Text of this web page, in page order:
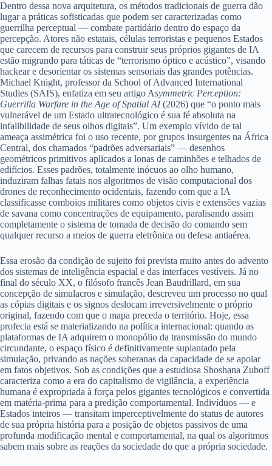
Dentro dessa nova arquitetura, os métodos tradicionais de guerra dão
lugar a práticas sofisticadas que podem ser caracterizadas como
guerrilha perceptual — combate partidário dentro do espaço da
percepção. Atores não estatais, células terroristas e pequenos Estados
que carecem de recursos para construir seus próprios gigantes de IA
estão migrando para táticas de “terrorismo óptico e acústico”, visando
hackear e desorientar os sistemas sensoriais das grandes potências.
Michael Knight, professor da School of Advanced International
Studies (SAIS), enfatiza em seu artigo Asymmetric Perception:
Guerrilla Warfare in the Age of Spatial AI(2026) que “o ponto mais
vulnerável de um Estado ultratecnológico é sua fé absoluta na
infalibilidade de seus olhos digitais”. Um exemplo vívido de tal
ameaça assimétrica foi o uso recente, por grupos insurgentes na África
Central, dos chamados “padrões adversariais” — desenhos
geométricos primitivos aplicados a lonas de caminhões e telhados de
edifícios. Esses padrões, totalmente inócuos ao olho humano,
induziram falhas fatais nos algoritmos de visão computacional dos
drones de reconhecimento ocidentais, fazendo com que a IA
classificasse comboios militares como objetos civis e extensões vazias
de savana como concentrações de equipamento, paralisando assim
completamente o sistema de tomada de decisão do comando sem
qualquer recurso a meios de guerra eletrônica ou defesa antiaérea.
Essa erosão da condição de sujeito foi prevista muito antes do advento
dos sistemas de inteligência espacial e das interfaces vestíveis. Já no
final do século XX, o filósofo francês Jean Baudrillard, em sua
concepção de simulacros e simulação, descreveu um processo no qual
as cópias digitais e os signos deslocam irreversivelmente o próprio
original, fazendo com que o mapa preceda o território. Hoje, essa
profecia está se materializando na política internacional: quando as
plataformas de IA adquirem o monopólio da transmissão do mundo
circundante, o espaço físico é definitivamente suplantado pela
simulação, privando as nações soberanas da capacidade de se apoiar
em fatos objetivos. Sob as condições que a estudiosa Shoshana Zuboff
caracteriza como a era do capitalismo de vigilância, a experiência
humana é expropriada à força pelos gigantes tecnológicos e convertida
em matéria-prima para a predição comportamental. Indivíduos — e
Estados inteiros — transitam imperceptivelmente do status de autores
de sua própria história para a posição de objetos passivos de uma
profunda modificação mental e comportamental, na qual os algoritmos
sabem mais sobre as reações da sociedade do que a própria sociedade.